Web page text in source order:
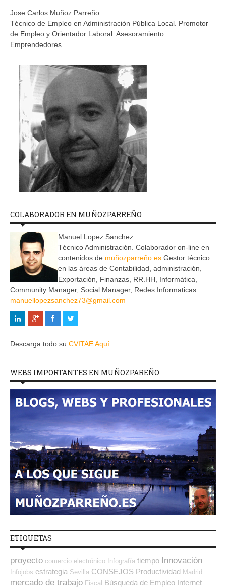
Jose Carlos Muñoz Parreño
Técnico de Empleo en Administración Pública Local. Promotor
de Empleo y Orientador Laboral. Asesoramiento
Emprendedores
COLABORADOR EN MUÑOZPARREÑO
Manuel Lopez Sanchez.
Técnico Administración. Colaborador on-line en
contenidos de muñozparreño.es Gestor técnico
en las áreas de Contabilidad, administración,
Exportación, Finanzas, RR.HH, Informática,
Community Manager, Social Manager, Redes Informaticas.
manuellopezsanchez73@gmail.com
Descarga todo su CVITAE Aquí
WEBS IMPORTANTES EN MUÑOZPAREÑO
ETIQUETAS
proyecto comercio electrónico Infografía tiempo Innovación
Infojobs estrategia Sevilla CONSEJOS Productividad Madrid
mercado de trabajo Fiscal Búsqueda de Empleo Internet